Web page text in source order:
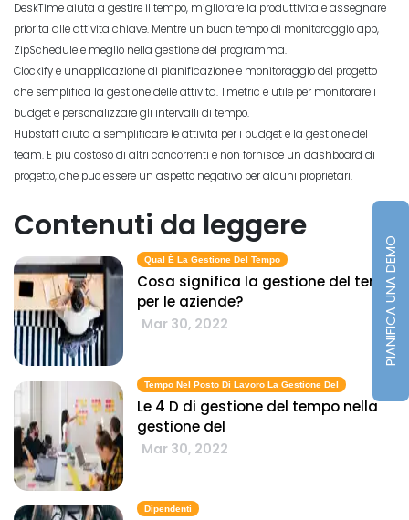
DeskTime aiuta a gestire il tempo, migliorare la produttivita e assegnare
priorita alle attivita chiave. Mentre un buon tempo di monitoraggio app,
ZipSchedule e meglio nella gestione del programma.
Clockify e un'applicazione di pianificazione e monitoraggio del progetto
che semplifica la gestione delle attivita. Tmetric e utile per monitorare i
budget e personalizzare gli intervalli di tempo.
Hubstaff aiuta a semplificare le attivita per i budget e la gestione del
team. E piu costoso di altri concorrenti e non fornisce un dashboard di
progetto, che puo essere un aspetto negativo per alcuni proprietari.
Contenuti da leggere
Qual È La Gestione Del Tempo
Cosa significa la gestione del tempo
per le aziende?
Mar 30, 2022
Tempo Nel Posto Di Lavoro La Gestione Del
Le 4 D di gestione del tempo nella
gestione del
Mar 30, 2022
Dipendenti
PIANIFICA UNA DEMO